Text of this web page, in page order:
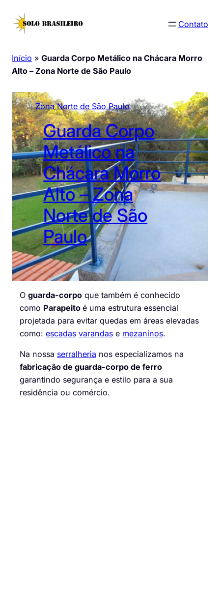
para
Contato
Início » Guarda Corpo Metálico na Chácara Morro
Alto – Zona Norte de São Paulo
Zona Norte de São Paulo
Guarda Corpo
Metálico na
Chácara Morro
Alto – Zona
Norte de São
Paulo
O guarda-corpo que também é conhecido
como Parapeito é uma estrutura essencial
projetada para evitar quedas em áreas elevadas
como: escadas varandas e mezaninos.
Na nossa serralheria nos especializamos na
fabricação de guarda-corpo de ferro
garantindo segurança e estilo para a sua
residência ou comércio.